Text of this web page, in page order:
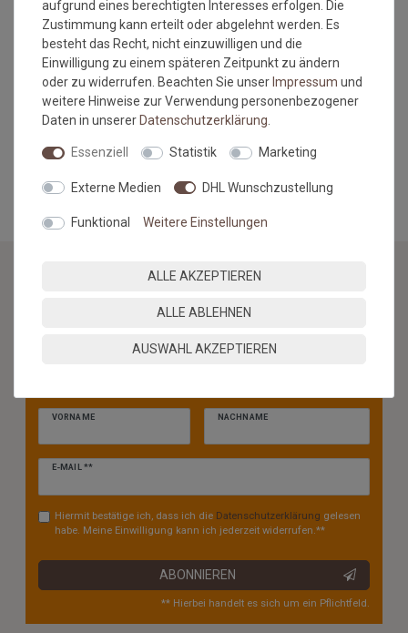
Maßtoleranzen und Farbabweichungen:
Produktionsbedingte Maßtoleranzen in der Größe von +/- 5%,
sowie Farbabweichungen zwischen Bildschirmfoto und
Original sind nicht auszuschließen
MEHR INFORMATIONEN ZUM EU VERANTWORTLICHEN »
NEWSLETTER
Jetzt anmelden: Profitieren Sie von aktuellen Angeboten
VORNAME NACHNAME
E-MAIL **
Newsletter
Hiermit bestätige ich, dass ich die Daten­schutz­erklärung gelesen
habe. Meine Einwilligung kann ich jederzeit widerrufen.**
ABONNIEREN
** Hierbei handelt es sich um ein Pflichtfeld.
aufgrund eines berechtigten Interesses erfolgen. Die
Zustimmung kann erteilt oder abgelehnt werden. Es
besteht das Recht, nicht einzuwilligen und die
Einwilligung zu einem späteren Zeitpunkt zu ändern
oder zu widerrufen. Beachten Sie unser Impressum und
weitere Hinweise zur Verwendung personenbezogener
Daten in unserer Daten­schutz­erklärung
Essenziell Statistik Marketing
Externe Medien DHL Wunschzustellung
Funktional Weitere Einstellungen
ALLE AKZEPTIEREN
ALLE ABLEHNEN
AUSWAHL AKZEPTIEREN